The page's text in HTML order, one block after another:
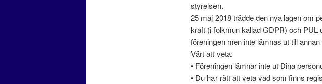
styrelsen.
25 maj 2018 trädde den nya lagen om
kraft (i folkmun kallad GDPR) och PUL
föreningen men inte lämnas ut till
Värt att veta:
• Föreningen lämnar inte ut Dina
• Du har rätt att veta vad som finns